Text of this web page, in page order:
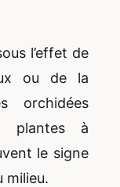
l’effet de
ou de la
orchidées
plantes à
le signe
milieu.